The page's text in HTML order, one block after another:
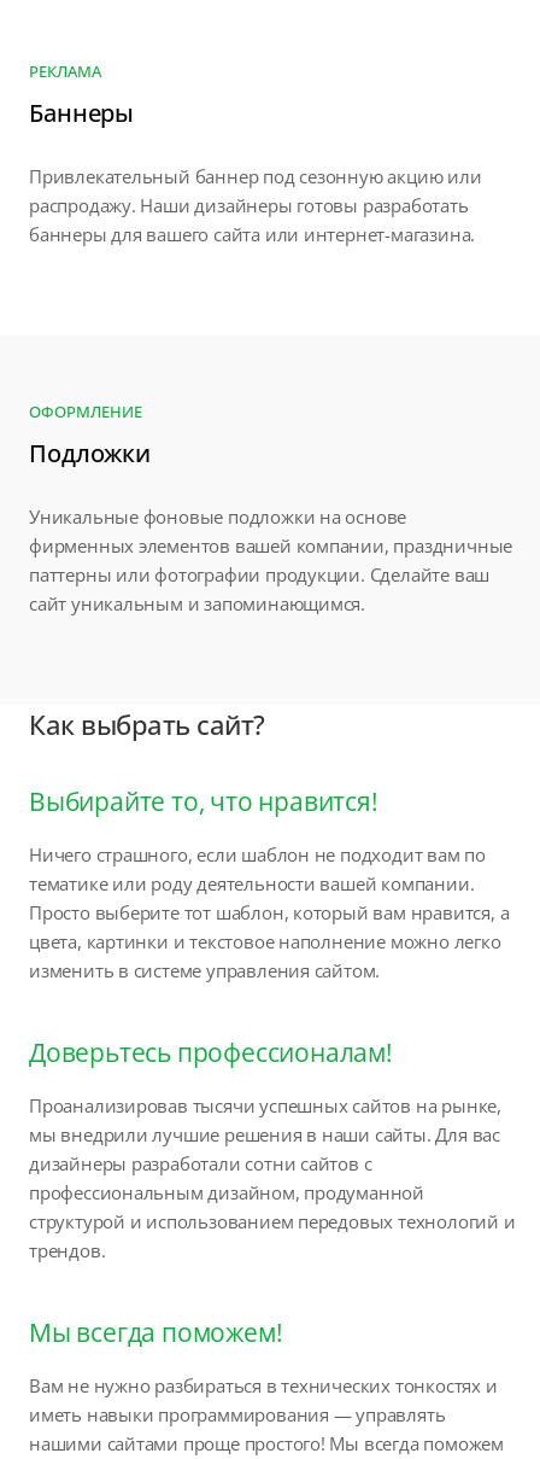
РЕКЛАМА
Баннеры
Привлекательный баннер под сезонную акцию или
распродажу. Наши дизайнеры готовы разработать
баннеры для вашего сайта или интернет-магазина.
ОФОРМЛЕНИЕ
Подложки
Уникальные фоновые подложки на основе
фирменных элементов вашей компании, праздничные
паттерны или фотографии продукции. Сделайте ваш
сайт уникальным и запоминающимся.
Как выбрать сайт?
Выбирайте то, что нравится!
Ничего страшного, если шаблон не подходит вам по
тематике или роду деятельности вашей компании.
Просто выберите тот шаблон, который вам нравится, а
цвета, картинки и текстовое наполнение можно легко
изменить в системе управления сайтом.
Доверьтесь профессионалам!
Проанализировав тысячи успешных сайтов на рынке,
мы внедрили лучшие решения в наши сайты. Для вас
дизайнеры разработали сотни сайтов с
профессиональным дизайном, продуманной
структурой и использованием передовых технологий и
трендов.
Мы всегда поможем!
Вам не нужно разбираться в технических тонкостях и
иметь навыки программирования — управлять
нашими сайтами проще простого! Мы всегда поможем